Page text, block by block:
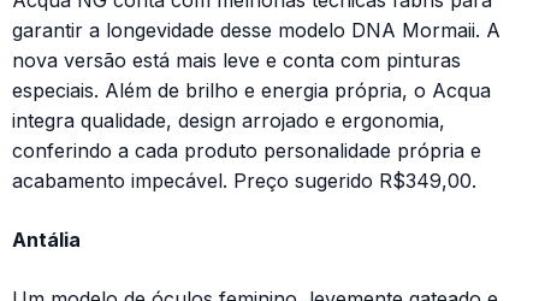
garantir a longevidade desse modelo DNA Mormaii. A
nova versão está mais leve e conta com pinturas
especiais. Além de brilho e energia própria, o Acqua
integra qualidade, design arrojado e ergonomia,
conferindo a cada produto personalidade própria e
acabamento impecável. Preço sugerido R$349,00.
Antália